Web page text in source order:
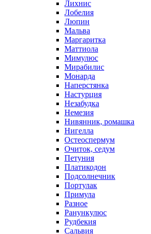
Лихнис
Лобелия
Люпин
Мальва
Маргаритка
Маттиола
Мимулюс
Мирабилис
Монарда
Наперстянка
Настурция
Незабудка
Немезия
Нивянник, ромашка
Нигелла
Остеоспермум
Очиток, седум
Петуния
Платикодон
Подсолнечник
Портулак
Примула
Разное
Ранункулюс
Рудбекия
Сальвия